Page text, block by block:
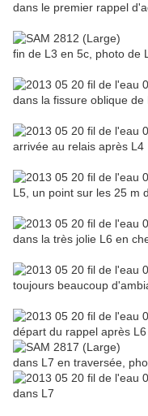
dans le premier rappel
fin de L3 en 5c, photo de
dans la fissure oblique de
arrivée au relais après L4
L5, un point sur les 25 m
dans la très jolie L6 en
toujours beaucoup
départ du rappel après L6
dans L7 en traversée,
dans L7